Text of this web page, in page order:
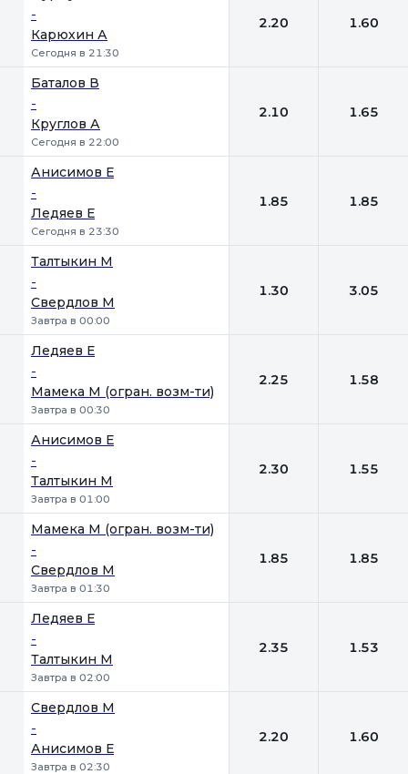
-
Карюхин А
Сегодня в 21:30
2.20 1.60
Баталов В
-
Круглов А
Сегодня в 22:00
2.10 1.65
Анисимов Е
-
Ледяев Е
Сегодня в 23:30
1.85 1.85
Талтыкин М
-
Свердлов М
Завтра в 00:00
1.30 3.05
Ледяев Е
-
Мамека М (огран. возм-ти)
Завтра в 00:30
2.25 1.58
Анисимов Е
-
Талтыкин М
Завтра в 01:00
2.30 1.55
Мамека М (огран. возм-ти)
-
Свердлов М
Завтра в 01:30
1.85 1.85
Ледяев Е
-
Талтыкин М
Завтра в 02:00
2.35 1.53
Свердлов М
-
Анисимов Е
Завтра в 02:30
2.20 1.60